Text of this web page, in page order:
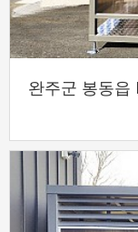
완주군 봉동읍